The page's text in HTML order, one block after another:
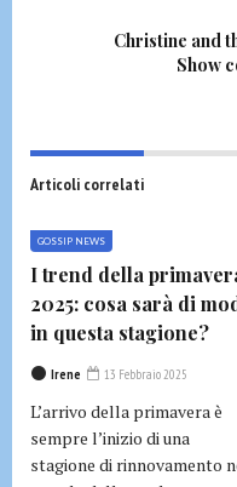
Christine and
Show
Articoli correlati
GOSSIP NEWS
I trend della
2025: cosa sarà di
in questa stagione?
Irene 13 Febbraio 2025
L’arrivo della primavera è
sempre l’inizio di una
stagione di rinnovamento